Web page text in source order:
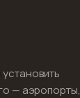
— аэропорты,